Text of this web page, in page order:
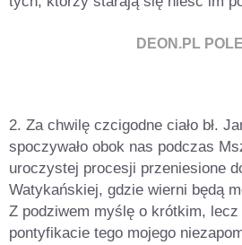
DEON.PL
2. Za chwilę czcigodne ciało bł.
spoczywało obok nas podczas
uroczystej procesji przeniesione
Watykańskiej, gdzie wierni będą
Z podziwem myślę o krótkim,
pontyfikacie tego mojego